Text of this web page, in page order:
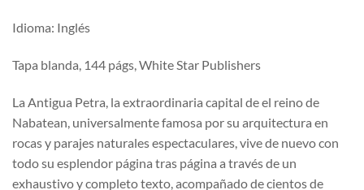
Idioma: Inglés
Tapa blanda, 144 págs, White Star Publishers
La Antigua Petra, la extraordinaria capital de el reino de
Nabatean, universalmente famosa por su arquitectura en
rocas y parajes naturales espectaculares, vive de nuevo con
todo su esplendor página tras página a través de un
exhaustivo y completo texto, acompañado de cientos de